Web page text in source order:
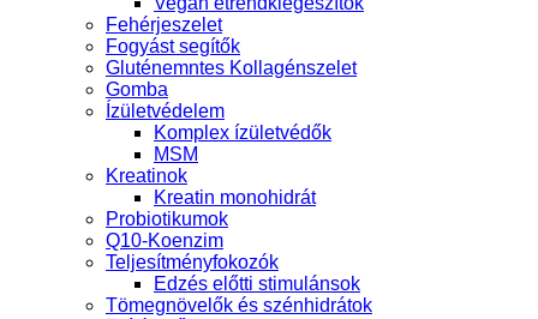
Fehérjeszelet
Fogyást segítők
Gluténemntes Kollagénszelet
Gomba
Ízületvédelem
Komplex ízületvédők
MSM
Kreatinok
Kreatin monohidrát
Probiotikumok
Q10-Koenzim
Teljesítményfokozók
Edzés előtti stimulánsok
Tömegnövelők és szénhidrátok